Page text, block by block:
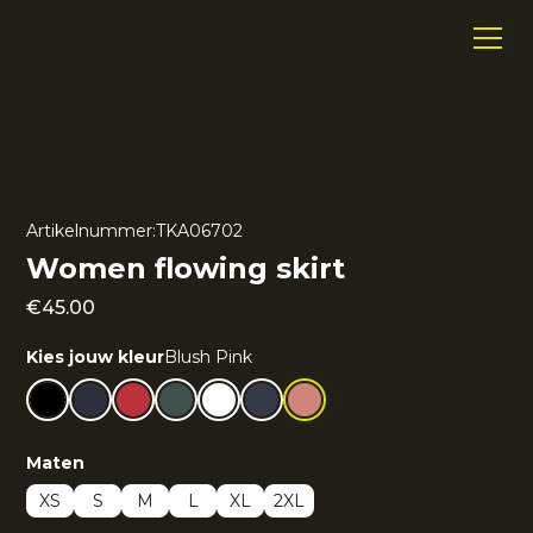
Artikelnummer:TKA06702
Women flowing skirt
€45.00
Kies jouw kleurBlush Pink
Maten
XS
S M L XL 2XL